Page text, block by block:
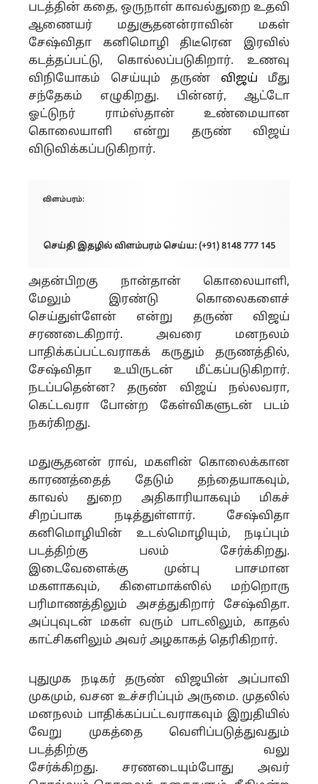
படத்தின் கதை, ஒருநாள் காவல்துறை உதவி
ஆணையர் மதுசூதனன்ராவின் மகள்
சேஷ்விதா கனிமொழி திடீரென இரவில்
கடத்தப்பட்டு, கொல்லப்படுகிறார். உணவு
விநியோகம் செய்யும் தருண் விஜய் மீது
சந்தேகம் எழுகிறது. பின்னர், ஆட்டோ
ஓட்டுநர் ராம்ஸ்தான் உண்மையான
கொலையாளி என்று தருண் விஜய்
விடுவிக்கப்படுகிறார்.
விளம்பரம்:
செய்தி இதழில் விளம்பரம் செய்ய: (+91) 8148 777 145
அதன்பிறகு நான்தான் கொலையாளி,
மேலும் இரண்டு கொலைகளைச்
செய்துள்ளேன் என்று தருண் விஜய்
சரணடைகிறார். அவரை மனநலம்
பாதிக்கப்பட்டவராகக் கருதும் தருணத்தில்,
சேஷ்விதா உயிருடன் மீட்கப்படுகிறார்.
நடப்பதென்ன? தருண் விஜய் நல்லவரா,
கெட்டவரா போன்ற கேள்விகளுடன் படம்
நகர்கிறது.
மதுசூதனன் ராவ், மகளின் கொலைக்கான
காரணத்தைத் தேடும் தந்தையாகவும்,
காவல் துறை அதிகாரியாகவும் மிகச்
சிறப்பாக நடித்துள்ளார். சேஷ்விதா
கனிமொழியின் உடல்மொழியும், நடிப்பும்
படத்திற்கு பலம் சேர்க்கிறது.
இடைவேளைக்கு முன்பு பாசமான
மகளாகவும், கிளைமாக்ஸில் மற்றொரு
பரிமாணத்திலும் அசத்துகிறார் சேஷ்விதா.
அப்புவுடன் மகள் வரும் பாடலிலும், காதல்
காட்சிகளிலும் அவர் அழகாகத் தெரிகிறார்.
புதுமுக நடிகர் தருண் விஜயின் அப்பாவி
முகமும், வசன உச்சரிப்பும் அருமை. முதலில்
மனநலம் பாதிக்கப்பட்டவராகவும் இறுதியில்
வேறு முகத்தை வெளிப்படுத்துவதும்
படத்திற்கு வலு
சேர்க்கிறது. சரணடையும்போது அவர்